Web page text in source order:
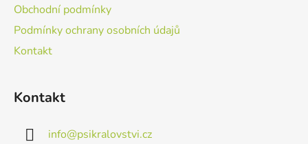
Obchodní podmínky
Podmínky ochrany osobních údajů
Kontakt
Kontakt
info@psikralovstvi.cz